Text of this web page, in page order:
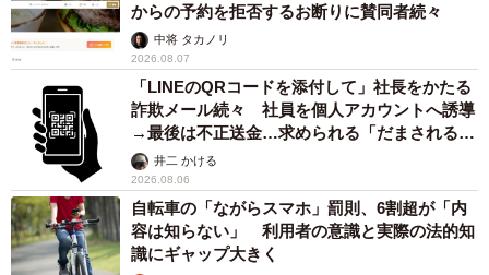
からの予約を拒否するお断りに賛同者続々
中将 タカノリ
2026.08.07
「LINEのQRコードを添付して」社長をかたる
詐欺メール続々 社員を個人アカウントへ誘導
→最後は不正送金…求められる「だまされる前
提」の対策
井二 かける
2026.08.06
自転車の「ながらスマホ」罰則、6割超が「内
容は知らない」 利用者の意識と実際の法的知
識にギャップ大きく